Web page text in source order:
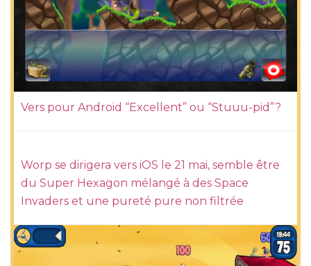
Vers pour Android “Excellent” ou “Stuuu-pid”?
Worp se dirigera vers iOS le 21 mai, semble être
du Super Hexagon mélangé à des Space
Invaders et une pureté pure non filtrée